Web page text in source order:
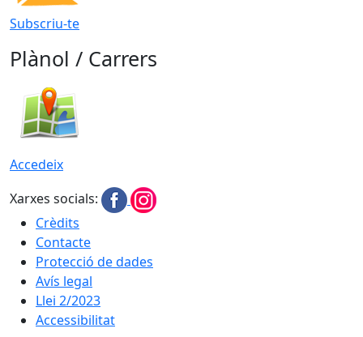
Subscriu-te
Plànol / Carrers
Accedeix
Xarxes socials:
Crèdits
Contacte
Protecció de dades
Avís legal
Llei 2/2023
Accessibilitat